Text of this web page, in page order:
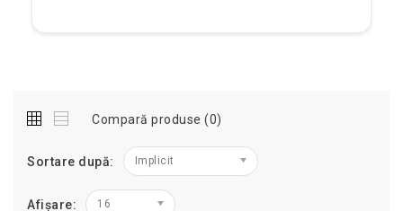
Compară produse (0)
Sortare după: Implicit
Afișare: 16